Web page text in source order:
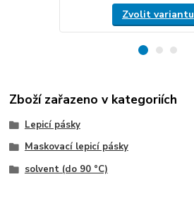
Zvolit variantu
Zboží zařazeno v kategoriích
Lepicí pásky
Maskovací lepicí pásky
solvent (do 90 °C)